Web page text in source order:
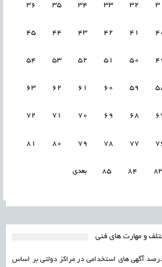
32
33
34
35
36
41
42
43
44
45
50
51
52
53
54
59
60
61
62
63
68
69
70
71
72
77
78
79
80
81
84
85 بعدی
و مهارت های فنی
دو سال گذشته بیش از 60 درصد آگهی های استخدامی در مراکز دولتی بر اساس